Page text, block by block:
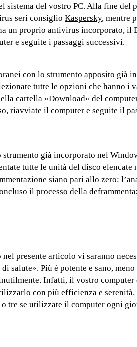
del vostro PC. Alla fine del
seri consiglio Kaspersky, mentre
un proprio antivirus incorporato, il
e seguite i passaggi successivi.
con lo strumento apposito già
tutte le opzioni che hanno i
cartella «Download» del
riavviate il computer e seguite il
già incorporato nel
tutte le unità del disco elencate
siano pari allo zero:
il processo della
presente articolo vi saranno
salute». Più è potente e sano, meno
Infatti, il vostro
con più efficienza e serenità.
tre se utilizzate il computer ogni